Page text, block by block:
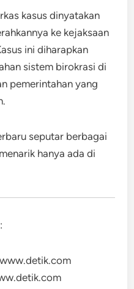
kasus dinyatakan
ke kejaksaan
ini diharapkan
sistem birokrasi di
pemerintahan yang
seputar berbagai
hanya ada di